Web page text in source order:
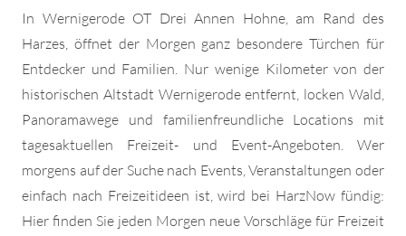
In Wernigerode OT Drei Annen Hohne, am Rand des
Harzes, öffnet der Morgen ganz besondere Türchen für
Entdecker und Familien. Nur wenige Kilometer von der
historischen Altstadt Wernigerode entfernt, locken Wald,
Panoramawege und familienfreundliche Locations mit
tagesaktuellen Freizeit- und Event-Angeboten. Wer
morgens auf der Suche nach Events, Veranstaltungen oder
einfach nach Freizeitideen ist, wird bei HarzNow fündig:
Hier finden Sie jeden Morgen neue Vorschläge für Freizeit